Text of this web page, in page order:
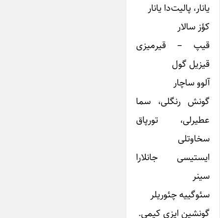
یانار، پالیت‌دا یانار
کؤز سالار
قیپ – قیرمیزی
قیزیل گول
آلوو ساچار
گونش رنگلی، سما
عطیرلی، تورپاق
سخاوتلی
ایستیسی جانلارا
سینر
سئوگییه چئوریلر
گونشین ایزی کیمی.